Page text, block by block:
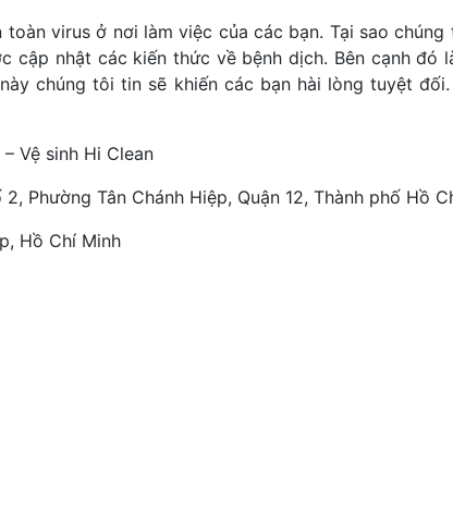
virus ở nơi làm việc của các bạn. Tại sao
cập nhật các kiến thức về bệnh dịch. Bên cạnh đó
chúng tôi tin sẽ khiến các bạn hài lòng tuyệt
Vệ sinh Hi Clean
Phường Tân Chánh Hiệp, Quận 12, Thành phố Hồ
Hồ Chí Minh